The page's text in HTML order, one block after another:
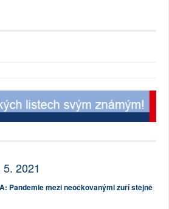
2021
Pandemie mezi neočkovanými zuří stejně